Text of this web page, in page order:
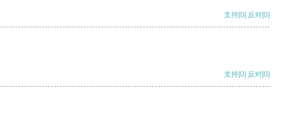
支持[0] 反对[0]
支持[0] 反对[0]